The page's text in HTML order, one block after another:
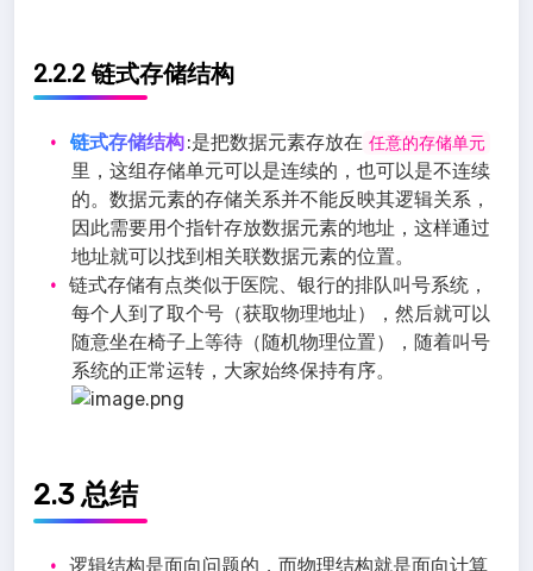
2.2.2 链式存储结构
链式存储结构:是把数据元素存放在 任意的存储单元
里，这组存储单元可以是连续的，也可以是不连续
的。数据元素的存储关系并不能反映其逻辑关系，
因此需要用个指针存放数据元素的地址，这样通过
地址就可以找到相关联数据元素的位置。
链式存储有点类似于医院、银行的排队叫号系统，
每个人到了取个号（获取物理地址），然后就可以
随意坐在椅子上等待（随机物理位置），随着叫号
系统的正常运转，大家始终保持有序。
2.3 总结
逻辑结构是面向问题的，而物理结构就是面向计算